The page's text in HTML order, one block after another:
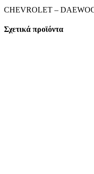
CHEVROLET –
Σχετικά προϊόντα